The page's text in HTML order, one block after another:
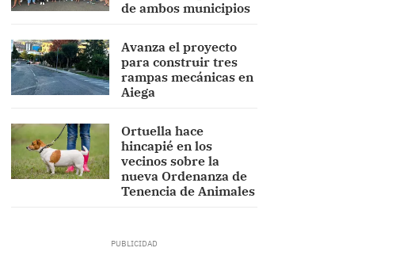
de ambos municipios
Avanza el proyecto
para construir tres
rampas mecánicas en
Aiega
Ortuella hace
hincapié en los
vecinos sobre la
nueva Ordenanza de
Tenencia de Animales